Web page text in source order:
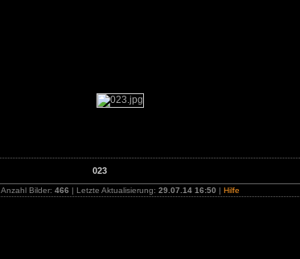
023
Anzahl Bilder: 466 | Letzte Aktualisierung: 29.07.14 16:50 | Hilfe